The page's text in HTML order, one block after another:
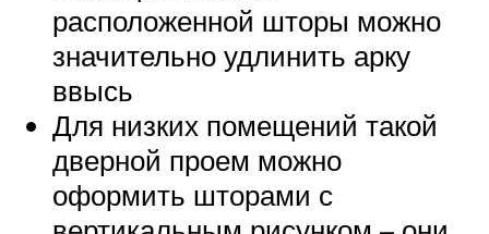
расположенной шторы можно
значительно удлинить арку
ввысь
Для низких помещений такой
дверной проем можно
оформить шторами с